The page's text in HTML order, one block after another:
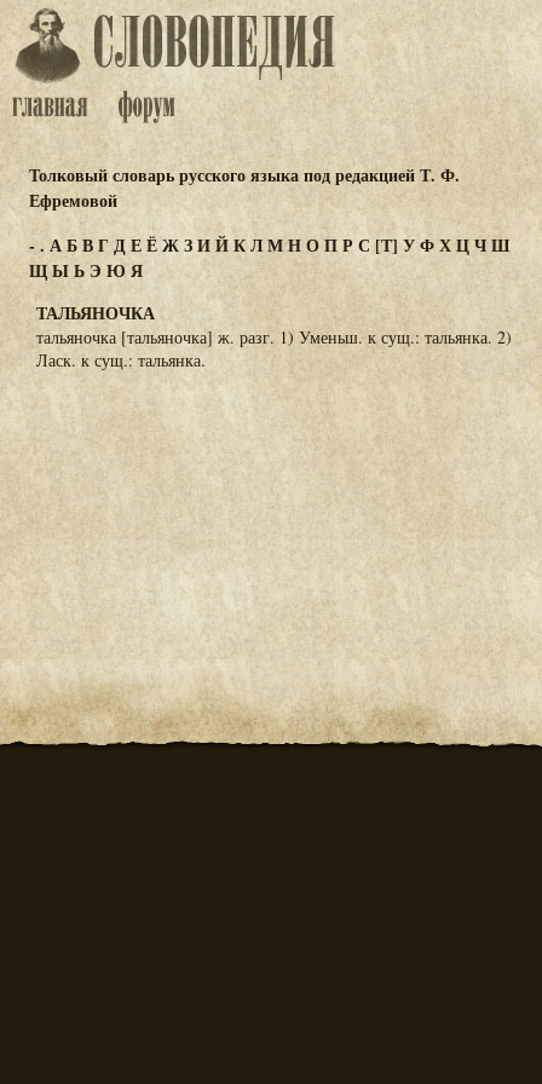
Толковый словарь русского языка под редакцией Т. Ф.
Ефремовой
- . АБВГДЕЁЖЗИЙКЛМНОПР С [Т] УФХЦЧШ
ЩЫЬЭ ЮЯ
ТАЛЬЯНОЧКА
тальяночка [тальяночка] ж. разг. 1) Уменьш. к сущ.: тальянка. 2)
Ласк. к сущ.: тальянка.